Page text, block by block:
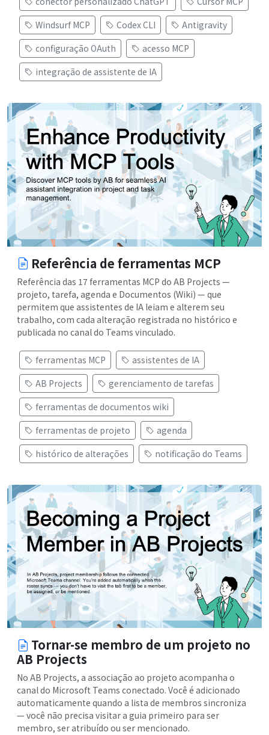
Windsurf MCP
Codex CLI
Antigravity
configuração OAuth
acesso MCP
integração de assistente de IA
Referência de ferramentas MCP
Referência das 17 ferramentas MCP do AB Projects —
projeto, tarefa, agenda e Documentos (Wiki) — que
permitem que assistentes de IA leiam e alterem seu
trabalho, com cada alteração registrada no histórico e
publicada no canal do Teams vinculado.
ferramentas MCP
assistentes de IA
AB Projects
gerenciamento de tarefas
ferramentas de documentos wiki
ferramentas de projeto
agenda
histórico de alterações
notificação do Teams
Tornar-se membro de um projeto no
AB Projects
No AB Projects, a associação ao projeto acompanha o
canal do Microsoft Teams conectado. Você é adicionado
automaticamente quando a lista de membros sincroniza
— você não precisa visitar a guia primeiro para ser
membro, ser atribuído ou ser mencionado.